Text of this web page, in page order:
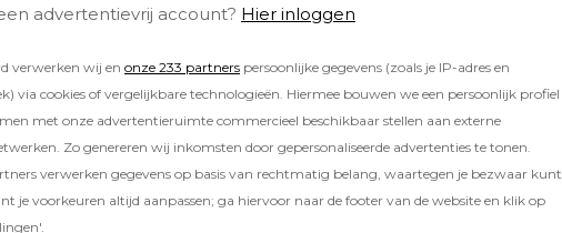
advertentievrij account? Hier inloggen
verwerken wij en onze 233 partners persoonlijke gegevens (zoals je IP-adres en
via cookies of vergelijkbare technologieën. Hiermee bouwen we een persoonlijk profiel
met onze advertentieruimte commercieel beschikbaar stellen aan externe
Zo genereren wij inkomsten door gepersonaliseerde advertenties te tonen.
verwerken gegevens op basis van rechtmatig belang, waartegen je bezwaar kunt
je voorkeuren altijd aanpassen; ga hiervoor naar de footer van de website en klik op
zoals